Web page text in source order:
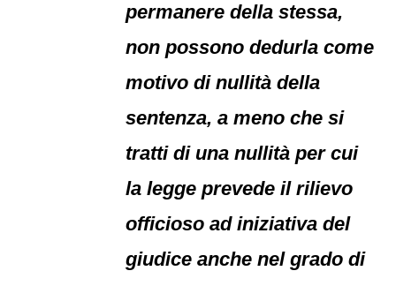
permanere della stessa,
non possono dedurla come
motivo di nullità della
sentenza, a meno che si
tratti di una nullità per cui
la legge prevede il rilievo
officioso ad iniziativa del
giudice anche nel grado di